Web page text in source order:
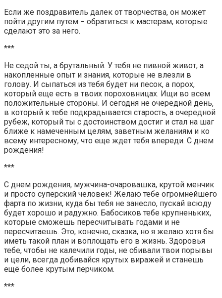
Если же поздравитель далек от творчества, он может
пойти другим путем − обратиться к мастерам, которые
сделают это за него.
***
Не седой ты, а брутальный. У тебя не пивной живот, а
накопленные опыт и знания, которые не влезли в
голову. И сыпаться из тебя будет ни песок, а порох,
который еще есть в твоих пороховницах. Ищи во всем
положительные стороны. И сегодня не очередной день,
в который к тебе подкрадывается старость, а очередной
рубеж, который ты с достоинством достиг и стал на шаг
ближе к намеченным целям, заветным желаниям и ко
всему интересному, что еще ждет тебя впереди. С днем
рождения!
***
С днем рождения, мужчина-очаровашка, крутой менчик
и просто суперский человек! Желаю тебе огромнейшего
фарта по жизни, куда бы тебя не занесло, пускай всюду
будет хорошо и радужно. Бабосиков тебе крупненьких,
которые сможешь пересчитывать годами и не
пересчитаешь. Это, конечно, сказка, но я желаю хотя бы
иметь такой план и воплощать его в жизнь. Здоровья
тебе, чтобы не калечили годы, не сбивали твои порывы
и цели, всегда добивайся крутых виражей и станешь
ещё более крутым перчиком.
***